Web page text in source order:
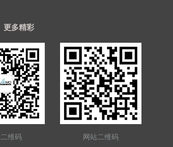
更多精彩
维码 网站二维码